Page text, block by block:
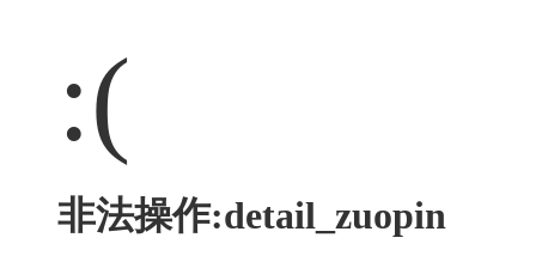
:(
非法操作:detail_zuopin